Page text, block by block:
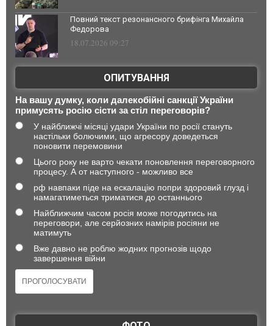
Повний текст резонансного брифінга Михайла
Федорова
18.07.2026 09:27
ОПИТУВАННЯ
На вашу думку, коли далекобійні санкції України
примусять росію сісти за стіл переговорів?
У найближчі місяці удари України по росії стануть
настільки болючими, що агресору доведеться
поновити перемовини
Цього року не варто чекати поновлення переговорного
процесу. А от наступного - можливо все
рф навпаки піде на ескалацію попри здоровий глузд і
намагатиметься триматися до останнього
Найближчим часом росія може погодитись на
переговори, але серйозних намірів росіяни не
матимуть
Вже давно не роблю жодних прогнозів щодо
завершення війни